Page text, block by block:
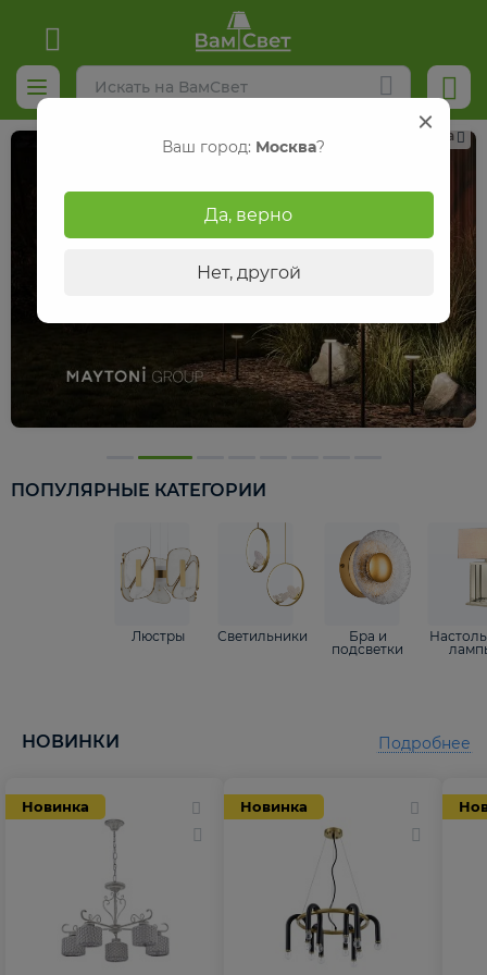
Реклама
ПОПУЛЯРНЫЕ КАТЕГОРИИ
Люстры Светильники
Бра и
подсветки
НОВИНКИ
Новинка Новинка
Подробнее
Ваш город: Москва?
Да, верно
Нет, другой